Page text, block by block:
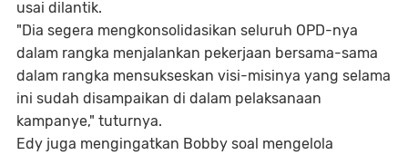
usai dilantik.
"Dia segera mengkonsolidasikan seluruh OPD-nya
dalam rangka menjalankan pekerjaan bersama-sama
dalam rangka mensukseskan visi-misinya yang selama
ini sudah disampaikan di dalam pelaksanaan
kampanye," tuturnya.
Edy juga mengingatkan Bobby soal mengelola